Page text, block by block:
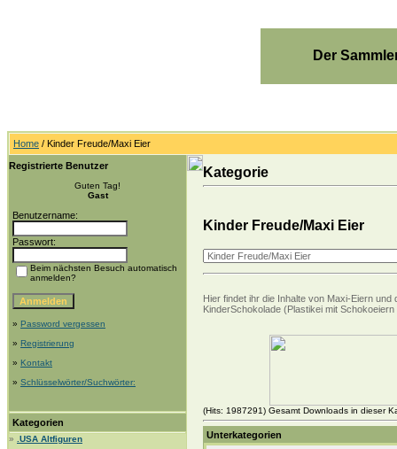
Der
Home / Kinder Freude/Maxi Eier
Registrierte Benutzer
Guten Tag!
Gast
Benutzername:
Passwort:
Beim nächsten Besuch automatisch
anmelden?
» Password vergessen
» Registrierung
» Kontakt
» Schlüsselwörter/Suchwörter:
Kategorien
»
.USA Altfiguren
Kategorie
Kinder Freude/Maxi Eier
Hier findet ihr die Inhalte von Maxi-Eiern
KinderSchokolade (Plastikei mit Schokoeiern
(Hits: 1987291) Gesamt Downloads in dieser
Unterkategorien